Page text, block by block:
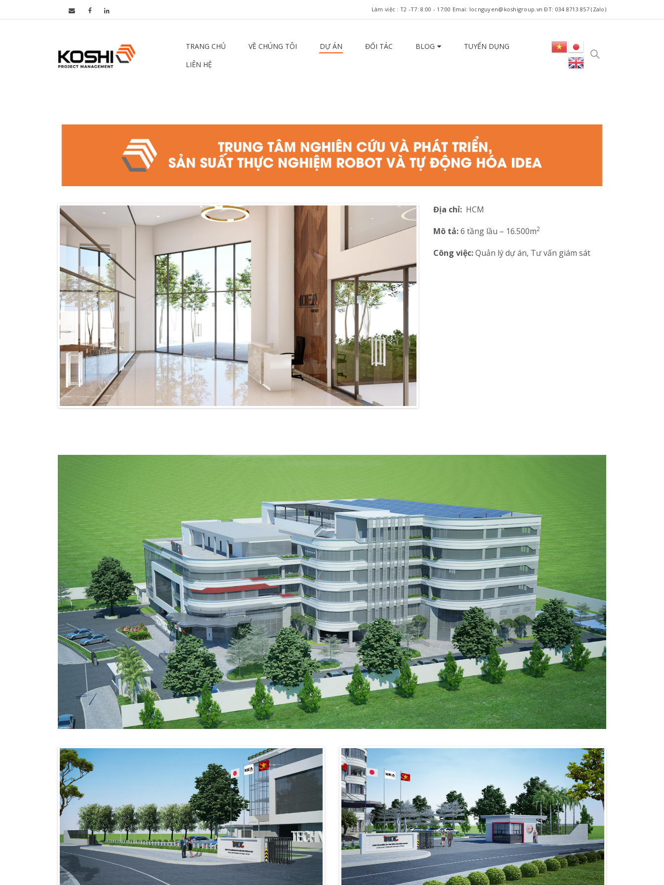
Làm việc : T2 -T7: 8:00 - 17:00 Emai: locnguyen@koshigroup.vn ĐT: 034 8713 857 (Zalo)
TRANG CHỦ VỀ CHÚNG TÔI DỰ ÁN ĐỐI TÁC BLOG
TUYỂN DỤNG
LIÊN HỆ
Địa chỉ: HCM
Mô tả:6 tầng lầu – 16.500m2
Công việc:Quản lý dự án, Tư vấn giám sát